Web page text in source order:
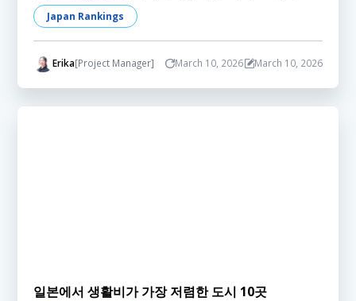
Japan Rankings
Erika[Project Manager] March 10, 2026 March 10, 2026
일본에서 생활비가 가장 저렴한 도시 10곳